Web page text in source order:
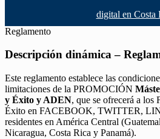
digital en Costa
Reglamento
Descripción dinámica –
Este reglamento establece las
limitaciones de la PROMOCIÓN
y Éxito y ADEN, que se ofrecerá a
Éxito en FACEBOOK, TWITTER,
residentes en América Central
Nicaragua, Costa Rica y Panamá).